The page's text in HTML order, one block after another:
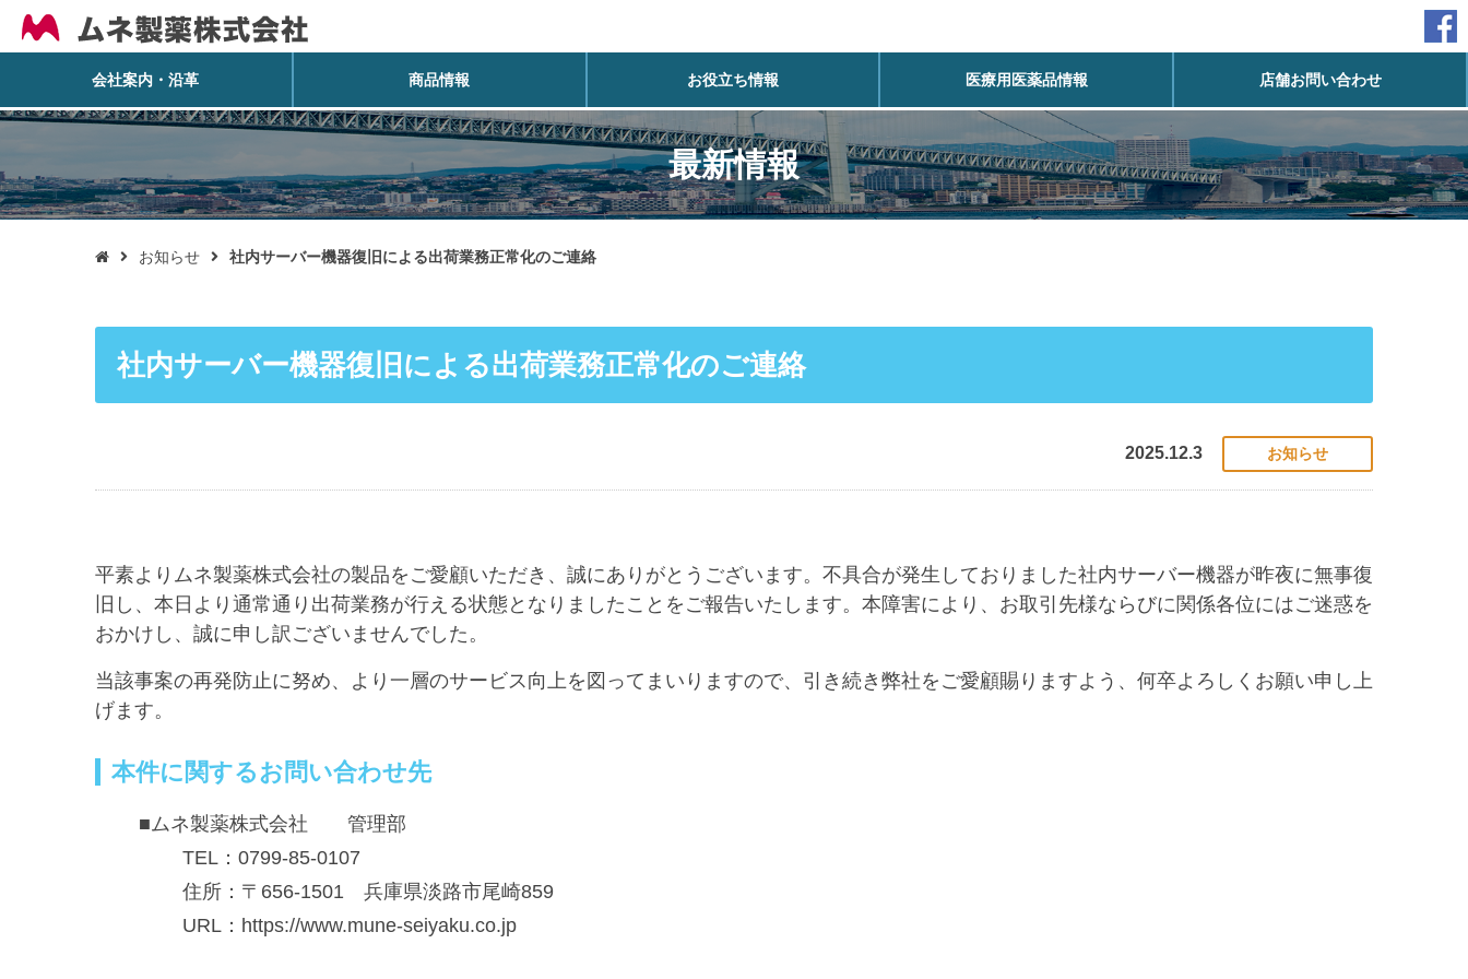
会社案内・沿革 商品情報 お役立ち情報 医療用医薬品情報 店舗お問い合わせ
最新情報
 お知らせ 社内サーバー機器復旧による出荷業務正常化のご連絡
社内サーバー機器復旧による出荷業務正常化のご連絡
2025.12.3 お知らせ
平素よりムネ製薬株式会社の製品をご愛顧いただき、誠にありがとうございます。不具合が発生しておりました社内サーバー機器が昨夜に無事復
旧し、本日より通常通り出荷業務が行える状態となりましたことをご報告いたします。本障害により、お取引先様ならびに関係各位にはご迷惑を
おかけし、誠に申し訳ございませんでした。
当該事案の再発防止に努め、より一層のサービス向上を図ってまいりますので、 引き続き弊社をご愛顧賜りますよう、何卒よろしくお願い申し上
げます。
本件に関するお問い合わせ先
■ムネ製薬株式会社 管理部
TEL：0799-85-0107
住所：〒656-1501 兵庫県淡路市尾崎859
URL：https://www.mune-seiyaku.co.jp